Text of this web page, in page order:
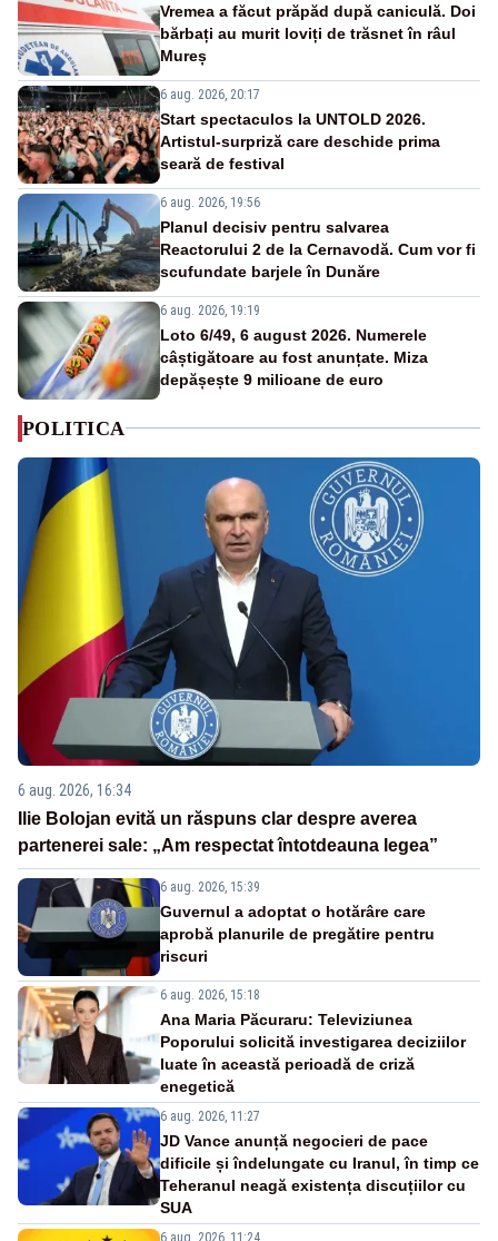
Vremea a făcut prăpăd după caniculă. Doi
bărbați au murit loviți de trăsnet în râul
Mureș
6 aug. 2026, 20:17
Start spectaculos la UNTOLD 2026.
Artistul-surpriză care deschide prima
seară de festival
6 aug. 2026, 19:56
Planul decisiv pentru salvarea
Reactorului 2 de la Cernavodă. Cum vor fi
scufundate barjele în Dunăre
6 aug. 2026, 19:19
Loto 6/49, 6 august 2026. Numerele
câștigătoare au fost anunțate. Miza
depășește 9 milioane de euro
POLITICA
6 aug. 2026, 16:34
Ilie Bolojan evită un răspuns clar despre averea
partenerei sale: „Am respectat întotdeauna legea”
6 aug. 2026, 15:39
Guvernul a adoptat o hotărâre care
aprobă planurile de pregătire pentru
riscuri
6 aug. 2026, 15:18
Ana Maria Păcuraru: Televiziunea
Poporului solicită investigarea deciziilor
luate în această perioadă de criză
enegetică
6 aug. 2026, 11:27
JD Vance anunță negocieri de pace
dificile și îndelungate cu Iranul, în timp ce
Teheranul neagă existența discuțiilor cu
SUA
6 aug. 2026, 11:24